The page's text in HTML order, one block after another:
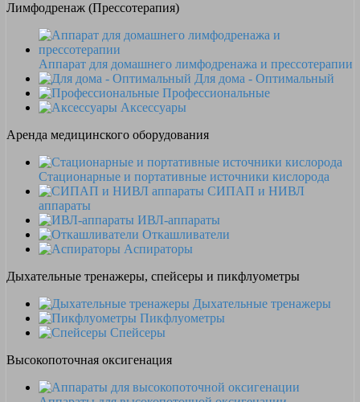
Лимфодренаж (Прессотерапия)
Аппарат для домашнего лимфодренажа и прессотерапии
Для дома - Оптимальный
Профессиональные
Аксессуары
Аренда медицинского оборудования
Стационарные и портативные источники кислорода
СИПАП и НИВЛ
аппараты
ИВЛ-аппараты
Откашливатели
Аспираторы
Дыхательные тренажеры, спейсеры и пикфлуометры
Дыхательные тренажеры
Пикфлуометры
Спейсеры
Высокопоточная оксигенация